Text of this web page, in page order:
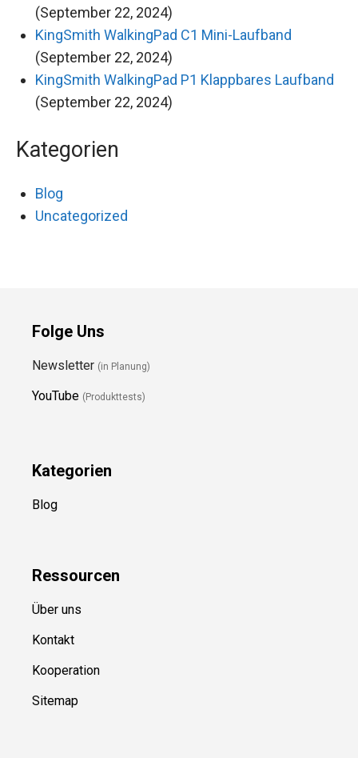
(September 22, 2024)
KingSmith WalkingPad C1 Mini-Laufband
(September 22, 2024)
KingSmith WalkingPad P1 Klappbares Laufband
(September 22, 2024)
Kategorien
Blog
Uncategorized
Folge Uns
Newsletter (in Planung)
YouTube (Produkttests)
Kategorien
Blog
Ressourcen
Über uns
Kontakt
Kooperation
Sitemap